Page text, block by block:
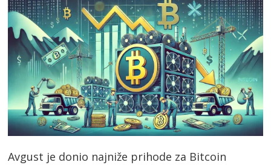
Avgust je donio najniže prihode za Bitcoin